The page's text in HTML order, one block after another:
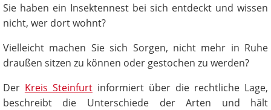
Sie haben ein Insektennest bei sich entdeckt und wissen
nicht, wer dort wohnt?
Vielleicht machen Sie sich Sorgen, nicht mehr in Ruhe
draußen sitzen zu können oder gestochen zu werden?
Der Kreis Steinfurtinformiert über die rechtliche Lage,
beschreibt die Unterschiede der Arten und hält